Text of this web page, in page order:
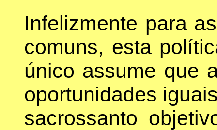
Infelizmente para
comuns, esta
único assume que
oportunidades
sacrossanto